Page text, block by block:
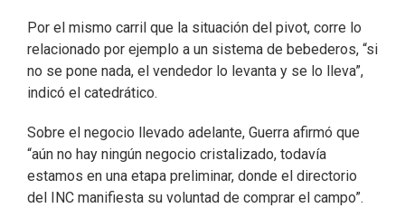
Por el mismo carril que la situación del pivot, corre lo
relacionado por ejemplo a un sistema de bebederos, “si
no se pone nada, el vendedor lo levanta y se lo lleva”,
indicó el catedrático.
Sobre el negocio llevado adelante, Guerra afirmó que
“aún no hay ningún negocio cristalizado, todavía
estamos en una etapa preliminar, donde el directorio
del INC manifiesta su voluntad de comprar el campo”.